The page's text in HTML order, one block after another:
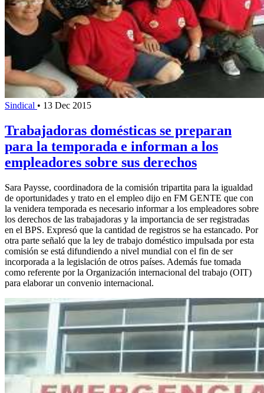
Sindical • 13 Dec 2015
Trabajadoras domésticas se preparan
para la temporada e informan a los
empleadores sobre sus derechos
Sara Paysse, coordinadora de la comisión tripartita para la igualdad
de oportunidades y trato en el empleo dijo en FM GENTE que con
la venidera temporada es necesario informar a los empleadores sobre
los derechos de las trabajadoras y la importancia de ser registradas
en el BPS. Expresó que la cantidad de registros se ha estancado. Por
otra parte señaló que la ley de trabajo doméstico impulsada por esta
comisión se está difundiendo a nivel mundial con el fin de ser
incorporada a la legislación de otros países. Además fue tomada
como referente por la Organización internacional del trabajo (OIT)
para elaborar un convenio internacional.